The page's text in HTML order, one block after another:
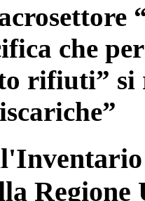
che
rifiuti”